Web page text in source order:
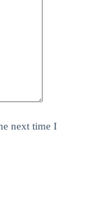
next time I